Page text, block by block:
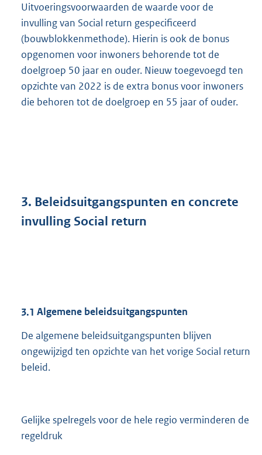
Uitvoeringsvoorwaarden de waarde voor de
invulling van Social return gespecificeerd
(bouwblokkenmethode). Hierin is ook de bonus
opgenomen voor inwoners behorende tot de
doelgroep 50 jaar en ouder. Nieuw toegevoegd ten
opzichte van 2022 is de extra bonus voor inwoners
die behoren tot de doelgroep en 55 jaar of ouder.
3. Beleidsuitgangspunten en concrete
invulling Social return
3.1 Algemene beleidsuitgangspunten
De algemene beleidsuitgangspunten blijven
ongewijzigd ten opzichte van het vorige Social return
beleid.
Gelijke spelregels voor de hele regio verminderen de
regeldruk